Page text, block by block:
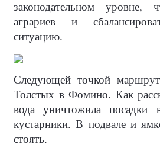
законодательном уровне,
аграриев и
ситуацию.
Следующей точкой
Толстых в Фомино. Как
вода уничтожила посадки
кустарники. В подвале и
стоять.